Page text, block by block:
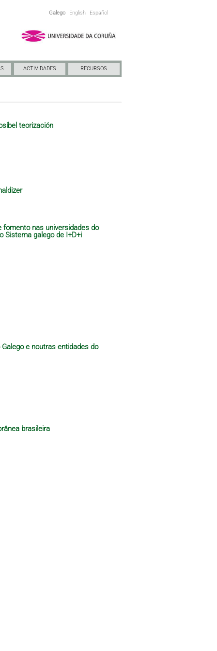
Galego English Español
ACTIVIDADES RECURSOS
teorización
nas universidades do
Sistema galego de I+D+i
e noutras entidades do
brasileira